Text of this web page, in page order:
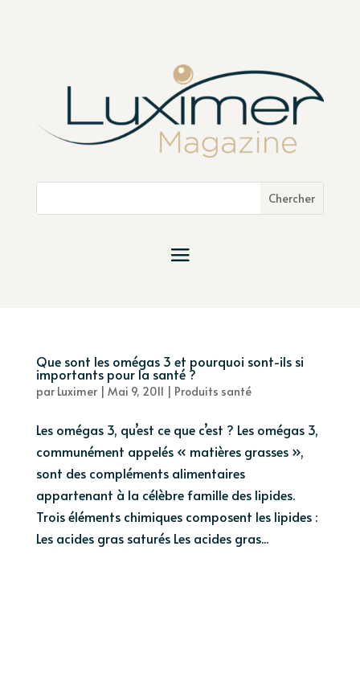
Que sont les omégas 3 et pourquoi sont-ils si
importants pour la santé ?
par Luximer| Mai 9, 2011 | Produits santé
Les omégas 3, qu’est ce que c’est ? Les omégas 3,
communément appelés « matières grasses »,
sont des compléments alimentaires
appartenant à la célèbre famille des lipides.
Trois éléments chimiques composent les lipides :
Les acides gras saturés Les acides gras...